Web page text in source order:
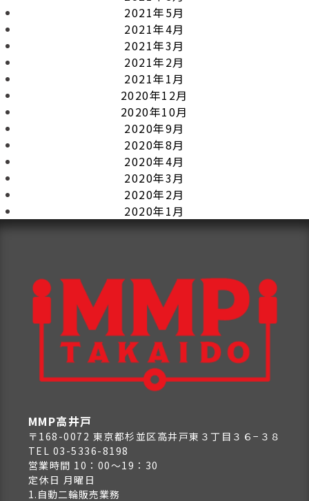
2021年5月
2021年4月
2021年3月
2021年2月
2021年1月
2020年12月
2020年10月
2020年9月
2020年8月
2020年4月
2020年3月
2020年2月
2020年1月
MMP高井戸
〒168-0072 東京都杉並区高井戸東３丁目３６−３８
TEL 03-5336-8198
営業時間 10：00～19：30
定休日 月曜日
1.自動二輪販売業務